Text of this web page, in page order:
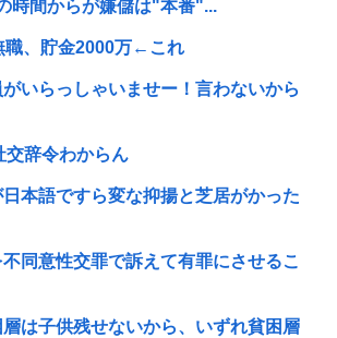
時間からが嫌儲は"本番"...
職、貯金2000万←これ
いらっしゃいませー！言わないから
交辞令わからん
本語ですら変な抑揚と芝居がかった
同意性交罪で訴えて有罪にさせるこ
は子供残せないから、いずれ貧困層